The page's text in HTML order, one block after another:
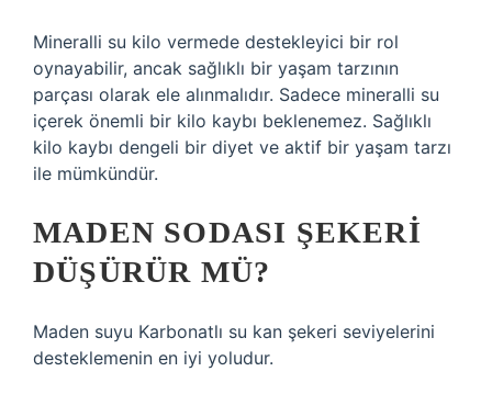
Mineralli su kilo vermede destekleyici bir rol
oynayabilir, ancak sağlıklı bir yaşam tarzının
parçası olarak ele alınmalıdır. Sadece mineralli su
içerek önemli bir kilo kaybı beklenemez. Sağlıklı
kilo kaybı dengeli bir diyet ve aktif bir yaşam tarzı
ile mümkündür.
MADEN SODASI ŞEKERI
DÜŞÜRÜR MÜ?
Maden suyu Karbonatlı su kan şekeri seviyelerini
desteklemenin en iyi yoludur.